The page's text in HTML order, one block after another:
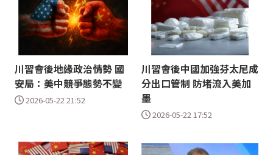
川習會後地緣政治情勢 國
安局：美中競爭態勢不變
2026-05-22 21:52
川習會後中國加強芬太尼成
分出口管制 防堵流入美加
墨
2026-05-22 17:52